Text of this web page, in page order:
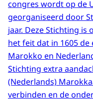
congres wordt op de
georganiseerd door
jaar. Deze Stichting
het feit dat in 1605
Marokko en
Stichting extra
(Nederlands)
verbinden en de